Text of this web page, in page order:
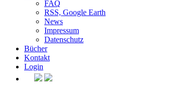
FAQ
RSS, Google Earth
News
Impressum
Datenschutz
Bücher
Kontakt
Login